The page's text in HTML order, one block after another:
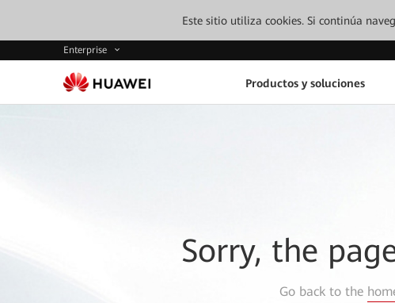
Este sitio utiliza cookies. Si continúa
Enterprise
Productos y soluciones
Sorry, the
Go back to the